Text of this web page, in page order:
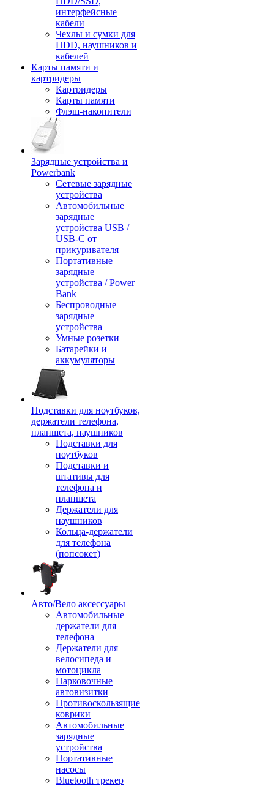
интерфейсные
кабели
Чехлы и сумки для
HDD, наушников и
кабелей
Карты памяти и
картридеры
Картридеры
Карты памяти
Флэш-накопители
Зарядные устройства и
Powerbank
Сетевые зарядные
устройства
Автомобильные
зарядные
устройства USB /
USB-C от
прикуривателя
Портативные
зарядные
устройства / Power
Bank
Беспроводные
зарядные
устройства
Умные розетки
Батарейки и
аккумуляторы
Подставки для ноутбуков,
держатели телефона,
планшета, наушников
Подставки для
ноутбуков
Подставки и
штативы для
телефона и
планшета
Держатели для
наушников
Кольца-держатели
для телефона
(попсокет)
Авто/Вело аксессуары
Автомобильные
держатели для
телефона
Держатели для
велосипеда и
мотоцикла
Парковочные
автовизитки
Противоскользящие
коврики
Автомобильные
зарядные
устройства
Портативные
насосы
Bluetooth трекер